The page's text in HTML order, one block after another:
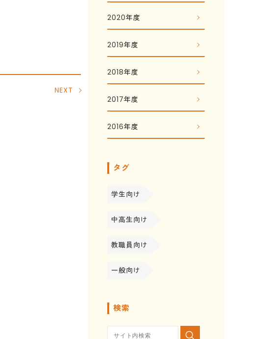
NEXT
2020年度
2019年度
2018年度
2017年度
2016年度
タグ
学生向け
中高生向け
教職員向け
一般向け
検索